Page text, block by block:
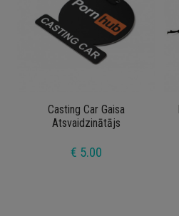
Casting Car Gaisa
Atsvaidzinātājs
€ 5.00